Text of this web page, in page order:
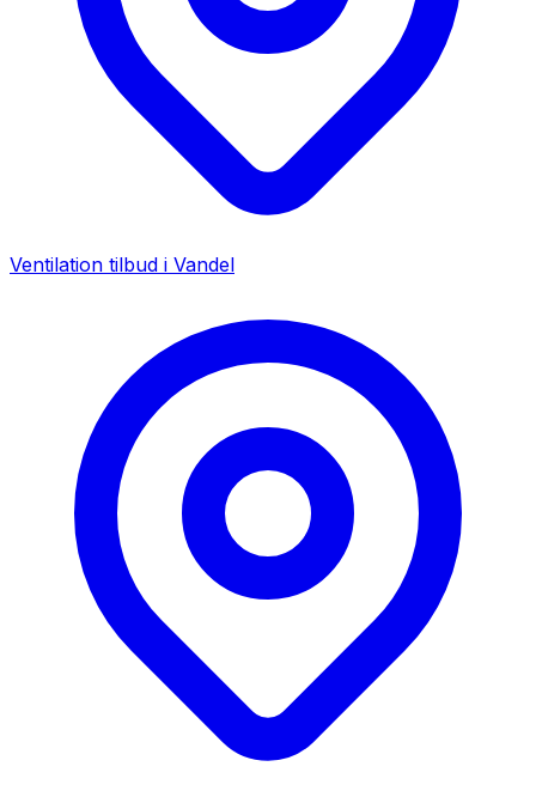
Ventilation tilbud i Vandel